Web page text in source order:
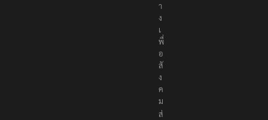
า
ง
เ
พื่
อ
สั
ง
ค
ม
ส่